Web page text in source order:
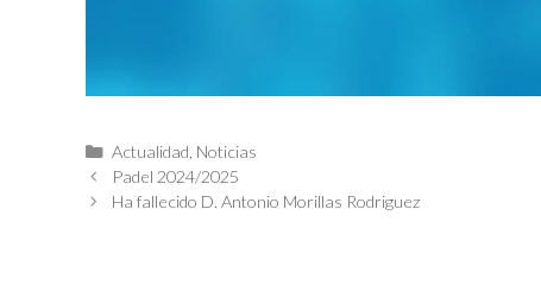
Categorías
Actualidad Noticias
Padel 2024/2025
Ha fallecido D. Antonio Morillas Rodriguez